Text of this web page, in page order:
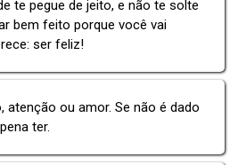
te pegue de jeito, e não te solte
bem feito porque você vai
ser feliz!
atenção ou amor. Se não é dado
ter.